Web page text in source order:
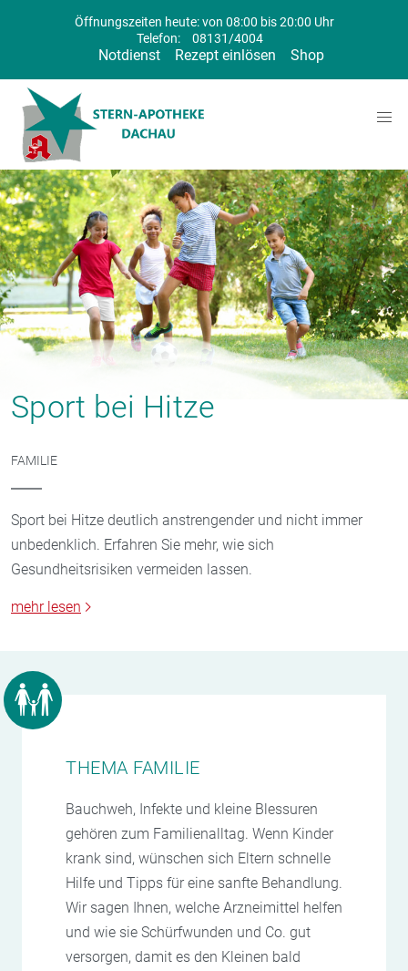
Öffnungszeiten heute: von 08:00 bis 20:00 Uhr
Telefon:
08131/4004
Notdienst Rezept einlösen Shop
Sport bei Hitze
FAMILIE
Sport bei Hitze deutlich anstrengender und nicht immer
unbedenklich. Erfahren Sie mehr, wie sich
Gesundheitsrisiken vermeiden lassen.
mehr lesen
THEMA FAMILIE
Bauchweh, Infekte und kleine Blessuren
gehören zum Familienalltag. Wenn Kinder
krank sind, wünschen sich Eltern schnelle
Hilfe und Tipps für eine sanfte Behandlung.
Wir sagen Ihnen, welche Arzneimittel helfen
und wie sie Schürfwunden und Co. gut
versorgen, damit es den Kleinen bald